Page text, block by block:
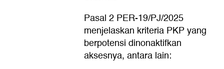
Pasal 2 PER-19/PJ/2025
menjelaskan kriteria PKP yang
berpotensi dinonaktifkan
aksesnya, antara lain: